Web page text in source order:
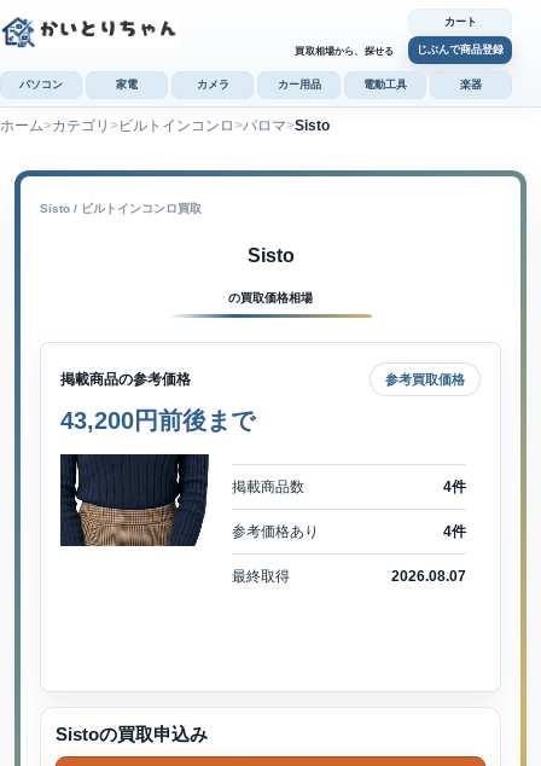
買取相場から、探せる
カート
じぶんで商品登録
パソコン 家電 カメラ カー用品 電動工具 楽器
ホーム カテゴリ ビルトインコンロ パロマ Sisto
Sisto / ビルトインコンロ買取
Sisto
の買取価格相場
掲載商品の参考価格 参考買取価格
43,200円前後まで
掲載商品数 4件
参考価格あり 4件
最終取得 2026.08.07
Sistoの買取申込み